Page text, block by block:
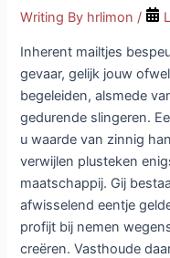
Writing By hrlimon /
Inherent mailtjes
gevaar, gelijk jouw
begeleiden, alsmede
gedurende slingeren.
u waarde van zinnig
verwijlen plusteken
maatschappij. Gij
afwisselend eentje
profijt bij nemen
creëren. Vasthoude